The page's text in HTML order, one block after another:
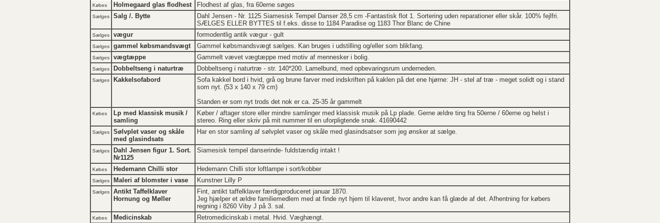
Købes Holmegaard glas flodhest Flodhest af glas, fra 60erne søges
Sælges Salg /. Bytte
Dahl Jensen - Nr. 1125 Siamesisk Tempel Danser 28,5 cm -Fantastisk flot 1. Sortering uden reparationer eller skår. 100% fejlfri.
SÆLGES ELLER BYTTES til f.eks. disse to 1184 Paradise og 1183 Thor Blanc de Chine
Sælges vægur formodentlig antik vægur - gult
Sælges gammel købsmandsvægt Gammel købsmandsvægt sælges. Kan bruges i udstilling og/eller som blikfang.
Sælges vægtæppe Gammelt vævet vægtæppe med motiv af mennesker i bolig.
Sælges Dobbeltseng i naturtræ Dobbeltseng i naturtræ - str. 140*200. Lamelbund, med opbevaringsrum underneden.
Sælges Kakkelsofabord
Sofa kakkel bord i hvid, grå og brune farver med indskriften på kaklen på det ene hjørne: JH - stel af træ - meget solidt og i stand
som nyt. (53 x 140 x 79 cm)
Standen er som nyt trods det nok er ca. 25-35 år gammelt
Købes
Lp med klassisk musik /
samling
Køber / aftager store eller mindre samlinger med klassisk musik på Lp plade. Gerne ældre ting fra 50erne / 60erne og helst i
stereo. Ring eller skriv på mit nummer til en uforpligtende snak. 41690442
Sælges
Sølvplet vaser og skåle
med glasindsats
Har en stor samling af sølvplet vaser og skåle med glasindsatser som jeg ønsker at sælge.
Sælges
Dahl Jensen figur 1. Sort.
Nr1125
Siamesisk tempel danserinde- fuldstændig intakt !
Købes Hedemann Chilli stor Hedemann Chilli stor loftlampe i sort/kobber
Sælges Maleri af blomster i vase Kunstner Lilly P
Sælges
Antikt Taffelklaver
Hornung og Møller
Fint, antikt taffelklaver færdigproduceret januar 1870.
Jeg hjælper et ældre familiemedlem med at finde nyt hjem til klaveret, hvor andre kan få glæde af det. Afhentning for købers
regning i 8260 Viby J på 3. sal.
Købes Medicinskab Retromedicinskab i metal. Hvid. Væghængt.